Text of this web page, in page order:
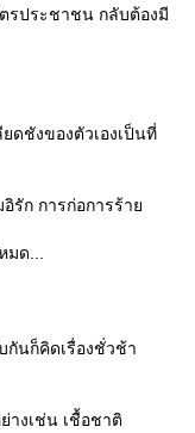
รประชาชน กลับต้องมี
ดชังของตัวเองเป็นที่
อิรัก การก่อการร้า
มด...
นก็คิดเรื่องชั่วช้า
างเช่น เชื้อชาติ